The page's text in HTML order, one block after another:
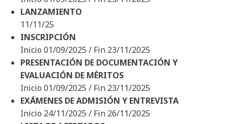
LANZAMIENTO
11/11/25
INSCRIPCIÓN
Inicio 01/09/2025 / Fin 23/11/2025
PRESENTACIÓN DE DOCUMENTACIÓN Y
EVALUACIÓN DE MÉRITOS
Inicio 01/09/2025 / Fin 23/11/2025
EXÁMENES DE ADMISIÓN Y ENTREVISTA
Inicio 24/11/2025 / Fin 26/11/2025